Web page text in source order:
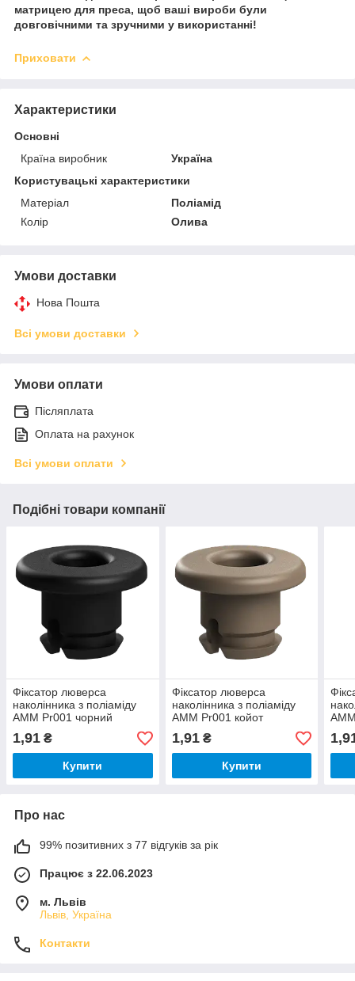
матрицею для преса, щоб ваші вироби були
довговічними та зручними у використанні!
Приховати
Характеристики
Основні
Країна виробник
Україна
Користувацькі характеристики
Матеріал
Поліамід
Колір
Олива
Умови доставки
Нова Пошта
Всі умови доставки
Умови оплати
Післяплата
Оплата на рахунок
Всі умови оплати
Подібні товари компанії
Фіксатор люверса
наколінника з поліаміду
AMM Pr001 чорний
(07.99.058.01.01)
1,91 ₴
Купити
Фіксатор люверса
наколінника з поліаміду
AMM Pr001 койот
(07.99.058.01.29)
1,91₴
Купити
Про нас
99% позитивних з 77 відгуків за рік
Працює з 22.06.2023
м. Львів
Львів, Україна
Контакти